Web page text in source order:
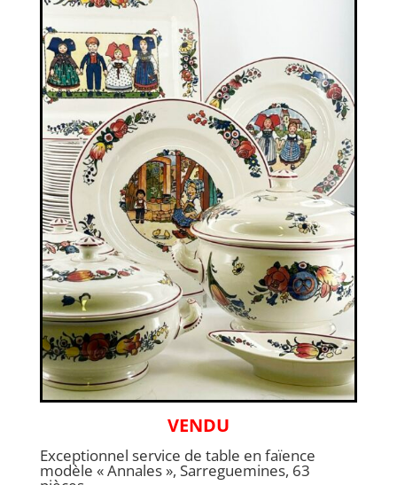
VENDU
Exceptionnel service de table en faïence
modèle « Annales », Sarreguemines, 63